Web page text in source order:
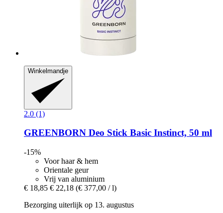
Winkelmandje
2.0 (1)
GREENBORN Deo Stick Basic Instinct, 50 ml
-15%
Voor haar & hem
Orientale geur
Vrij van aluminium
€ 18,85 € 22,18 (€ 377,00 / l)
Bezorging uiterlijk op 13. augustus